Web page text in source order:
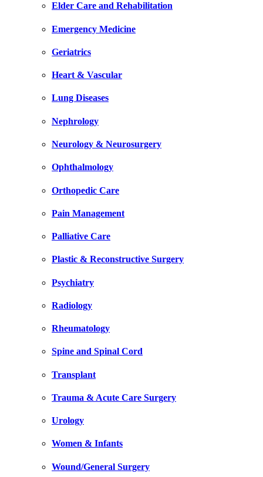
Elder Care and Rehabilitation
Emergency Medicine
Geriatrics
Heart & Vascular
Lung Diseases
Nephrology
Neurology & Neurosurgery
Ophthalmology
Orthopedic Care
Pain Management
Palliative Care
Plastic & Reconstructive Surgery
Psychiatry
Radiology
Rheumatology
Spine and Spinal Cord
Transplant
Trauma & Acute Care Surgery
Urology
Women & Infants
Wound/General Surgery